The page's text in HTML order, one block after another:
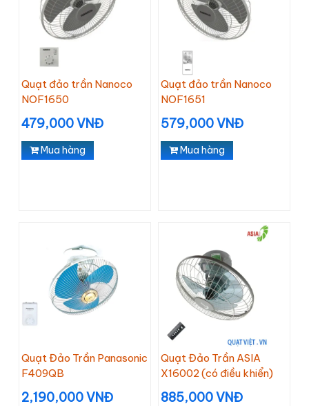
Quạt đảo trần Nanoco
NOF1650
479,000 VNĐ
Mua hàng
Quạt đảo trần Nanoco
NOF1651
579,000 VNĐ
Mua hàng
Quạt Đảo Trần Panasonic
F409QB
2,190,000 VNĐ
Quạt Đảo Trần ASIA
X16002 (có điều khiển)
885,000 VNĐ